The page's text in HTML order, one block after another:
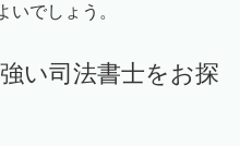
いでしょう。
い司法書士をお探